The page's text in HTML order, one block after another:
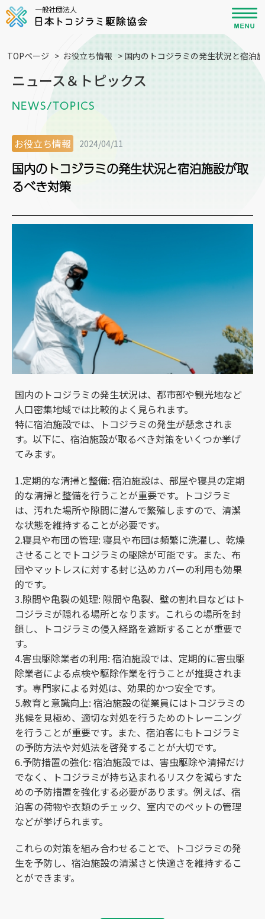
TOPページ > お役立ち情報 > 国内のトコジラミの発生状況と宿泊
ニュース＆トピックス
NEWS/TOPICS
お役立ち情報 2024/04/11
国内のトコジラミの発生状況と宿泊施設が取
るべき対策
国内のトコジラミの発生状況は、都市部や観光地など
人口密集地域では比較的よく見られます。
特に宿泊施設では、トコジラミの発生が懸念されま
す。以下に、宿泊施設が取るべき対策をいくつか挙げ
てみます。
1.定期的な清掃と整備: 宿泊施設は、部屋や寝具の定期
的な清掃と整備を行うことが重要です。トコジラミ
は、汚れた場所や隙間に潜んで繁殖しますので、清潔
な状態を維持することが必要です。
2.寝具や布団の管理: 寝具や布団は頻繁に洗濯し、乾燥
させることでトコジラミの駆除が可能です。また、布
団やマットレスに対する封じ込めカバーの利用も効果
的です。
3.隙間や亀裂の処理: 隙間や亀裂、壁の割れ目などはト
コジラミが隠れる場所となります。これらの場所を封
鎖し、トコジラミの侵入経路を遮断することが重要で
す。
4.害虫駆除業者の利用: 宿泊施設では、定期的に害虫駆
除業者による点検や駆除作業を行うことが推奨されま
す。専門家による対処は、効果的かつ安全です。
5.教育と意識向上: 宿泊施設の従業員にはトコジラミの
兆候を見極め、適切な対処を行うためのトレーニング
を行うことが重要です。また、宿泊客にもトコジラミ
の予防方法や対処法を啓発することが大切です。
6.予防措置の強化: 宿泊施設では、害虫駆除や清掃だけ
でなく、トコジラミが持ち込まれるリスクを減らすた
めの予防措置を強化する必要があります。例えば、宿
泊客の荷物や衣類のチェック、室内でのペットの管理
などが挙げられます。
これらの対策を組み合わせることで、トコジラミの発
生を予防し、宿泊施設の清潔さと快適さを維持するこ
とができます。